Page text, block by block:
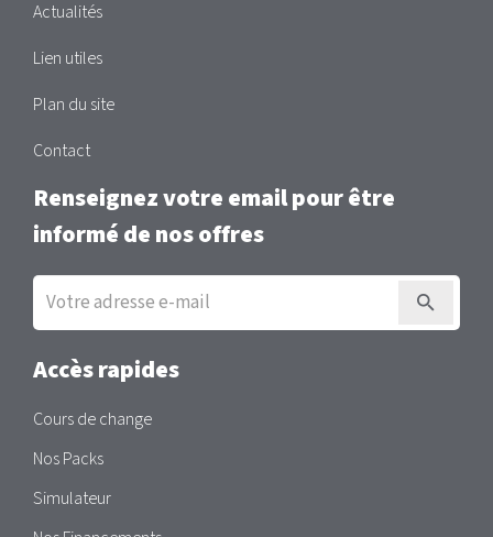
Actualités
Lien utiles
Plan du site
Contact
Renseignez votre email pour être
informé de nos offres
Inscription
la
newsletter
Accès rapides
Cours de change
Nos Packs
Simulateur